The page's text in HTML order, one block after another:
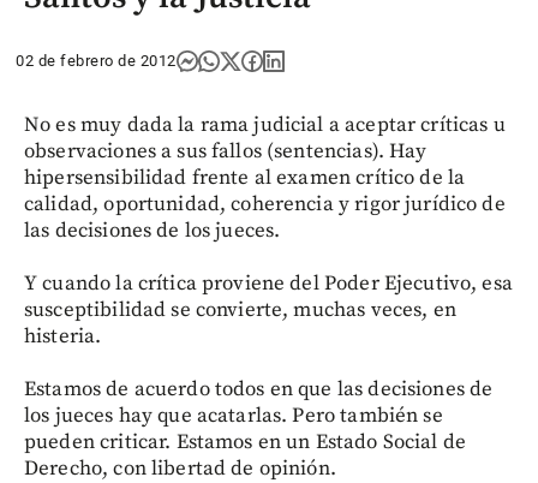
02 de febrero de 2012
No es muy dada la rama judicial a aceptar críticas u
observaciones a sus fallos (sentencias). Hay
hipersensibilidad frente al examen crítico de la
calidad, oportunidad, coherencia y rigor jurídico de
las decisiones de los jueces.
Y cuando la crítica proviene del Poder Ejecutivo, esa
susceptibilidad se convierte, muchas veces, en
histeria.
Estamos de acuerdo todos en que las decisiones de
los jueces hay que acatarlas. Pero también se
pueden criticar. Estamos en un Estado Social de
Derecho, con libertad de opinión.